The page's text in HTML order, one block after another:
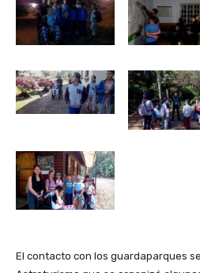
El contacto con los guardaparques